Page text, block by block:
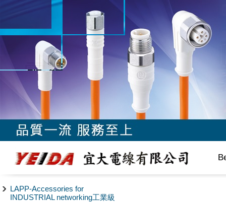
LAPP-Accessories for
INDUSTRIAL networking工業級